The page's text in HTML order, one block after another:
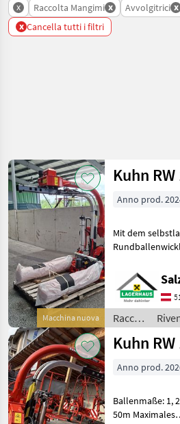
x Raccolta Mangimi x Avvolgitrici x
x Cancella tutti i filtri
ricerca
Categoria 4 Paese
PERCORSO
ATTUALE
Settore
agricolo
Raccolta
Mangimi
Avvolgitrici
Kuhn
SCEGLI
CATEGORIA
Kuhn
Reimposta
Mostra
10
risultati
Macchina nuova
Kuhn RW
Anno prod.
Mit dem
während der
aufgenommen,
transportiert
werden. Das
dicht am
Raccolta
mangimi
/ Kuhn
Kuhn
Anno prod.
Ballenmaße: 1,
50m Maximales